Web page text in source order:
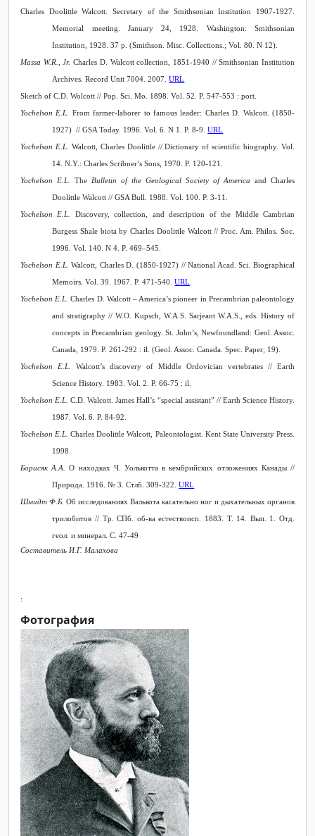
Charles Doolittle Walcott. Secretary of the Smithsonian Institution 1907-1927.
Memorial meeting. January 24, 1928. Washington: Smithsonian
Institution, 1928. 37 p. (Smithson. Misc. Collections.; Vol. 80. N 12).
Massa W.R., Jr. Charles D. Walcott collection, 1851-1940 // Smithsonian Institution
Archives. Record Unit 7004. 2007.URL
Sketch of C. D. Wolcott // Pop. Sci. Mo. 1898. Vol. 52. P. 547-553 : port.
Yochelson E.L. From farmer-laborer to famous leader: Charles D. Walcott. (1850-
1927) // GSA Today. 1996. Vol. 6. N 1. P. 8-9.URL
Yochelson E.L. Walcott, Charles Doolittle // Dictionary of scientific biography. Vol.
14. N.Y.: Charles Scribner’s Sons, 1970. P. 120-121.
Yochelson E.L. The Bulletin of the Geological Society of America and Charles
Doolittle Walcott // GSA Bull. 1988. Vol. 100. P. 3-11.
Yochelson E.L. Discovery, collection, and description of the Middle Cambrian
Burgess Shale biota by Charles Doolittle Walcott // Proc. Am. Philos. Soc.
1996. Vol. 140. N 4. P. 469–545.
Yochelson E.L. Walcott, Charles D. (1850-1927) // National Acad. Sci. Biographical
Memoirs. Vol. 39. 1967. P. 471-540.URL
Yochelson E.L. Charles D. Walcott – America’s pioneer in Precambrian paleontology
and stratigraphy // W.O. Kupsch, W.A.S. Sarjeant W.A.S., eds. History of
concepts in Precambrian geology. St. John’s, Newfoundland: Geol. Assoc.
Canada, 1979. P. 261-292 : il. (Geol. Assoc. Canada. Spec. Paper; 19).
Yochelson E.L. Walcott’s discovery of Middle Ordovician vertebrates // Earth
Science History. 1983. Vol. 2. P. 66-75 : il.
Yochelson E.L. C.D. Walcott. James Hall’s “special assistant” // Earth Science History.
1987. Vol. 6. P. 84-92.
Yochelson E.L. Charles Doolittle Walcott, Paleontologist. Kent State University Press.
1998.
Борисяк А.А. О находках Ч. Уолькотта в кембрийских отложениях Канады //
Природа. 1916. № 3. Стлб. 309-322.URL
Шмидт Ф.Б. Об исследованиях Валькота касательно ног и дыхательных органов
трилобитов // Тр. СПб. об-ва естествоисп. 1883. Т. 14. Вып. 1. Отд.
геол. и минерал. С. 47-49
Составитель И.Г. Малахова
:
Фотография